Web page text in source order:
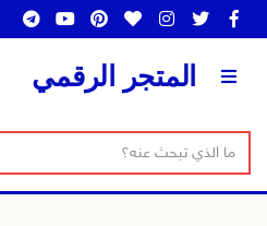
المتجر الرقمي
س
ص